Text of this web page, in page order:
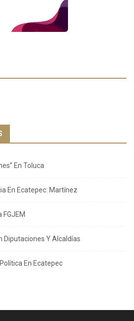
En Toluca
En Ecatepec: Martínez
FGJEM
Diputaciones Y Alcaldías
En Ecatepec